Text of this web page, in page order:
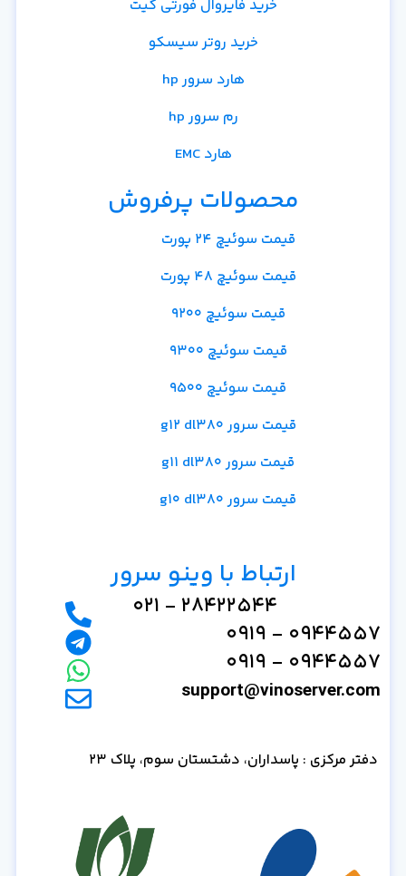
خرید فایروال فورتی گیت
خرید روتر سیسکو
هارد سرور hp
رم سرور hp
هارد EMC
محصولات پرفروش
قیمت سوئیچ 24 پورت
قیمت سوئیچ 48 پورت
قیمت سوئیچ 9200
قیمت سوئیچ 9300
قیمت سوئیچ 9500
قیمت سرور g12 dl380
قیمت سرور g11 dl380
قیمت سرور g10 dl380
ارتباط با وینو سرور
28422544 - 021
0944557 - 0919
0944557 - 0919
support@vinoserver.com
دفتر مرکزی : پاسداران، دشتستان سوم، پلاک 23